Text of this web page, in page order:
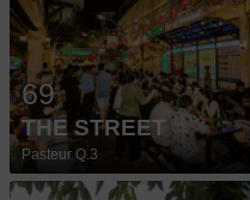
69
THE STREET
Pasteur Q.3